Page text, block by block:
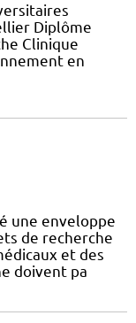
Diplôme
Clinique
en
une enveloppe
de recherche
et des
doivent pa